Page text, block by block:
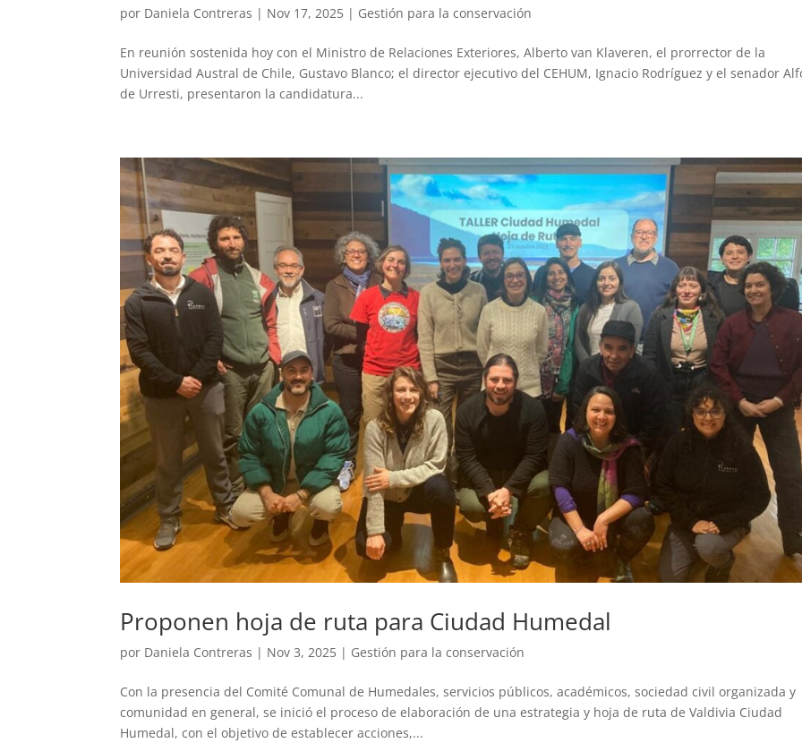
por Daniela Contreras | Nov 17, 2025 | Gestión para la conservación
En reunión sostenida hoy con el Ministro de Relaciones Exteriores, Alberto van Klaveren, el prorrector de la
Universidad Austral de Chile, Gustavo Blanco; el director ejecutivo del CEHUM, Ignacio Rodríguez y el senador
de Urresti, presentaron la candidatura...
Proponen hoja de ruta para Ciudad Humedal
por Daniela Contreras | Nov 3, 2025 | Gestión para la conservación
Con la presencia del Comité Comunal de Humedales, servicios públicos, académicos, sociedad civil organizada y
comunidad en general, se inició el proceso de elaboración de una estrategia y hoja de ruta de Valdivia Ciudad
Humedal, con el objetivo de establecer acciones,...